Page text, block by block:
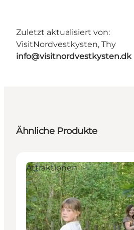
Zuletzt aktualisiert von:
VisitNordvestkysten, Thy
info@visitnordvestkysten.dk
Ähnliche Produkte
Attraktionen